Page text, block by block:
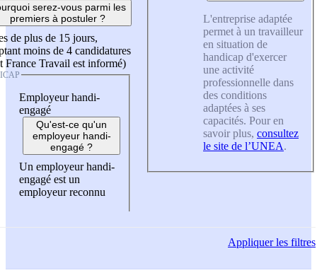
serez-vous parmi les
premiers à postuler ?
de plus de 15 jours,
moins de 4 candidatures
France Travail est informé)
Employeur handi-
engagé
Qu'est-ce qu'un
employeur handi-
engagé ?
Un employeur handi-
engagé est un
employeur reconnu
L'entreprise adaptée
permet à un travailleur
en situation de
handicap d'exercer
une activité
professionnelle dans
des conditions
adaptées à ses
capacités. Pour en
savoir plus, consultez
le site de l’UNEA.
Appliquerles filtres